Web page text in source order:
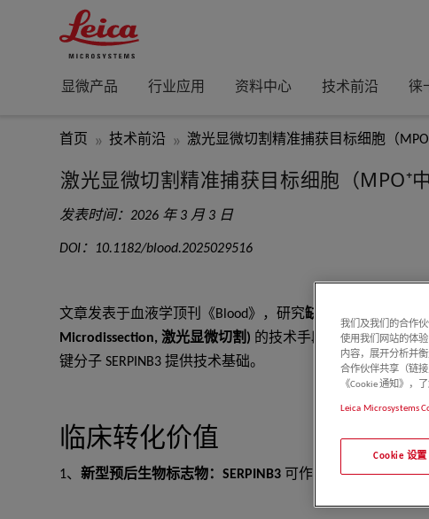
显微产品 行业应用 资料中心 技术前沿 徕
首页 技术前沿 激光显微切割精准捕获目标细胞（
激光显微切割精准捕获目标细胞（MPO⁺
发表时间：2026 年 3 月 3 日
DOI：10.1182/blood.2025029516
文章发表于血液学顶刊《Blood》，研究缺血性卒中免疫血
Microdissection, 激光显微切割) 的技术手段，用于精准分离
键分子 SERPINB3 提供技术基础。
临床转化价值
1、 新型预后生物标志物：SERPINB3 可作为血栓微环境标志
我们及我们的合作
使用我们网站的体
内容，展开分析并
合作伙伴共享（链
《Cookie 通知》，
Leica Microsystems
Cookie 设置